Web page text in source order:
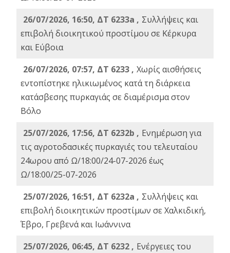
26/07/2026, 16:50, ΔΤ 6233a , Συλλήψεις και
επιβολή διοικητικού προστίμου σε Κέρκυρα
και Εύβοια
26/07/2026, 07:57, ΔΤ 6233 , Χωρίς αισθήσεις
εντοπίστηκε ηλικιωμένος κατά τη διάρκεια
κατάσβεσης πυρκαγιάς σε διαμέρισμα στον
Βόλο
25/07/2026, 17:56, ΔΤ 6232b , Ενημέρωση για
τις αγροτοδασικές πυρκαγιές του τελευταίου
24ωρου από Ω/18:00/24-07-2026 έως
Ω/18:00/25-07-2026
25/07/2026, 16:51, ΔΤ 6232a , Συλλήψεις και
επιβολή διοικητικών προστίμων σε Χαλκιδική,
Έβρο, Γρεβενά και Ιωάννινα
25/07/2026, 06:45, ΔΤ 6232 , Ενέργειες του